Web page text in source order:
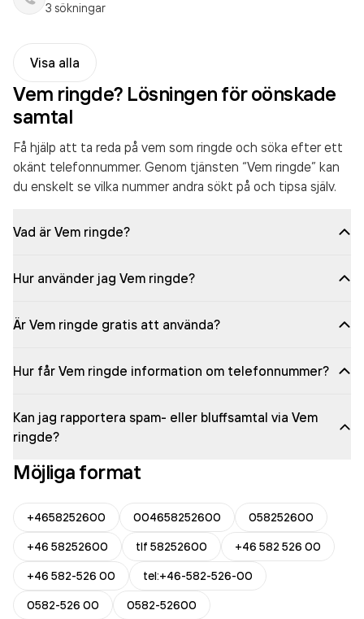
3 sökningar
Visa alla
Vem ringde? Lösningen för oönskade
samtal
Få hjälp att ta reda på vem som ringde och söka efter ett
okänt telefonnummer. Genom tjänsten “Vem ringde” kan
du enskelt se vilka nummer andra sökt på och tipsa själv.
Vad är Vem ringde?
Hur använder jag Vem ringde?
Är Vem ringde gratis att använda?
Hur får Vem ringde information om telefonnummer?
Kan jag rapportera spam- eller bluffsamtal via Vem
ringde?
Möjliga format
+4658252600 004658252600
058252600
+46 58252600
tlf 58252600
+46 582 526 00
+46 582-526 00
tel:+46-582-526-00
0582-526 00
0582-52600